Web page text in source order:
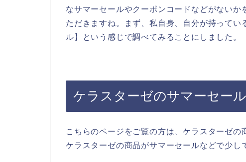
なサマーセールやクーポンコードなどがない
ただきますね。まず、私自身、自分が持って
ル】という感じで調べてみることにしました。
ケラスターゼのサマーセー
こちらのページをご覧の方は、ケラスターゼの
ケラスターゼの商品がサマーセールなどで少し